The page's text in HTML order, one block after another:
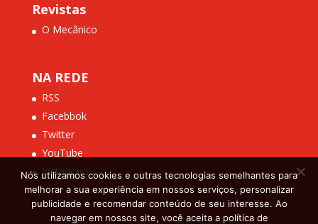
Revistas
O Mecânico
NA REDE
RSS
Facebbok
Twitter
YouTube
Instagram
Nós utilizamos cookies e outras tecnologias semelhantes para
melhorar a sua experiência em nossos serviços, personalizar
publicidade e recomendar conteúdo de seu interesse. Ao
navegar em nossos site, você aceita a política de